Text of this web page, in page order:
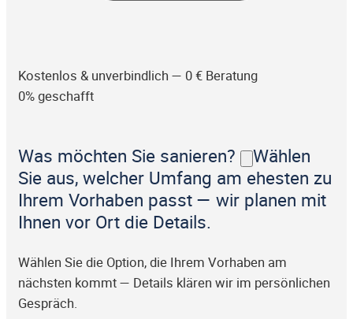
Kostenlos & unverbindlich — 0 € Beratung
0% geschafft
Was möchten Sie sanieren?
Wählen
Sie aus, welcher Umfang am ehesten zu
Ihrem Vorhaben passt — wir planen mit
Ihnen vor Ort die Details.
Wählen Sie die Option, die Ihrem Vorhaben am
nächsten kommt — Details klären wir im persönlichen
Gespräch.